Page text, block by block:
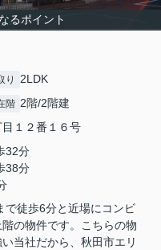
るポイント
り 2LDK
階 2階/2階建
目１２番１６号
32分
38分
で徒歩6分と近場にコンビ
の物件です。こちらの物
当社だから、秋田市エリ